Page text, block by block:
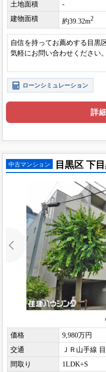
土地面積
-
建物面積
約39.32m2
自信を持ってお薦めする目黒
気軽にお問い合わせください。
ローンシミュレーション
詳
中古マンション 目黒区 下
価格
9,980万円
交通
ＪＲ山手線
間取り
1LDK+S